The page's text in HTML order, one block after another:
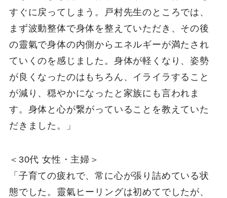
すぐに戻ってしまう。戸村先生のところでは、
まず波動整体で身体を整えていただき、その後
の靈氣で身体の内側からエネルギーが満たされ
ていくのを感じました。身体が軽くなり、姿勢
が良くなったのはもちろん、イライラすること
が減り、穏やかになったと家族にも言われま
す。身体と心が繋がっていることを教えていた
だきました。」
＜30代 女性・主婦＞
「子育ての疲れで、常に心が張り詰めている状
態でした。靈氣ヒーリングは初めてでしたが、